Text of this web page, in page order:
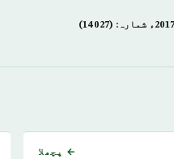
← پچھلا